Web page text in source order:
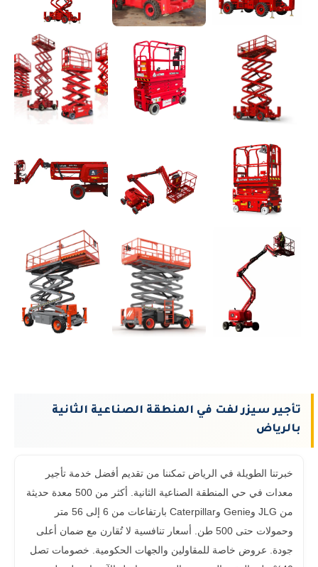
تأجير سيزر لفت في المنطقة الصناعية الثانية
بالرياض
خبرتنا الطويلة في الرياض تمكننا من تقديم أفضل خدمة تأجير
معدات في حي المنطقة الصناعية الثانية. أكثر من 500 معدة حديثة
من JLG وGenie وCaterpillar بارتفاعات من 6 إلى 56 متر
وحمولات حتى 500 طن. أسعار تنافسية لا تُقارن مع ضمان أعلى
جودة. عروض خاصة للمقاولين والجهات الحكومية. خصومات تصل